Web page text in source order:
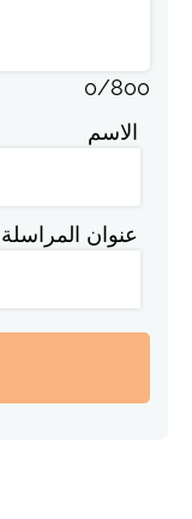
0/800
الاسم
عنوان المراسلة